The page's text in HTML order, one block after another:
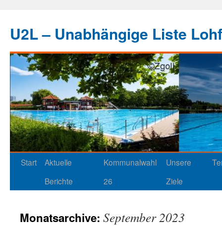
U2L – Unabhängige Liste
Start
Aktuelle
Berichte
Kommunalwahl
26
Unsere
Ziele
Monatsarchive: September 2023